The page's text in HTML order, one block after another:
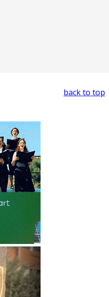
back to top